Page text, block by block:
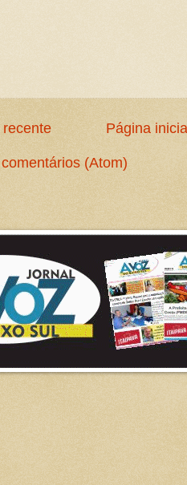
Página
(Atom)